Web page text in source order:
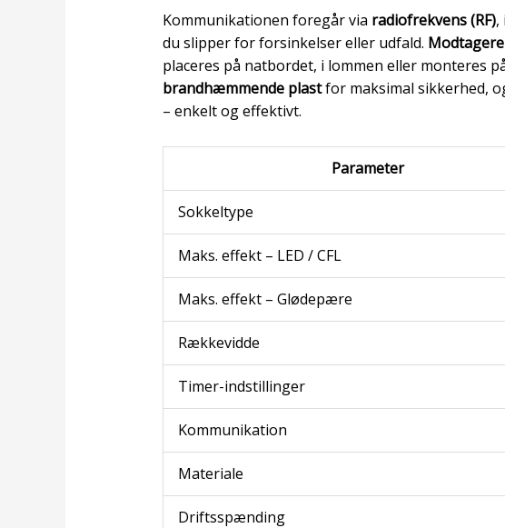
Kommunikationen foregår via radiofrekvens (RF),
du slipper for forsinkelser eller udfald.
placeres på natbordet, i lommen eller monteres
brandhæmmende plastfor maksimal sikkerhed,
– enkelt og effektivt.
Parameter
Sokkeltype
Maks. effekt – LED / CFL
Maks. effekt – Glødepære
Rækkevidde
Timer-indstillinger
Kommunikation
Materiale
Driftsspænding